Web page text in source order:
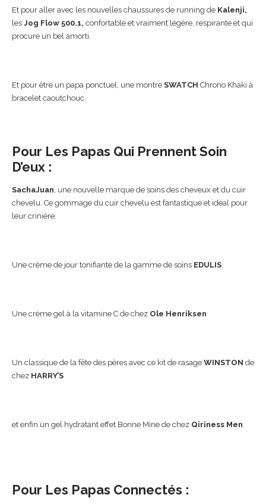
Et pour aller avec les nouvelles chaussures de running de
les Jog Flow 500.1, confortable et vraiment légère, respirante et qui
procure un bel amorti.
Et pour être un papa ponctuel, une montre SWATCH Chrono Khaki à
bracelet caoutchouc.
Pour Les Papas Qui Prennent Soin
D’eux :
SachaJuan , une nouvelle marque de soins des cheveux et du cuir
chevelu. Ce gommage du cuir chevelu est fantastique et idéal pour
leur crinière.
Une crème de jour tonifiante de la gamme de soins EDULIS
Une crème gel à la vitamine C de chez Ole Henriksen
Un classique de la fête des pères avec ce kit de rasage WINSTON de
chez HARRY’S
et enfin un gel hydratant effet Bonne Mine de chez Qiriness Men
Pour Les Papas Connectés :